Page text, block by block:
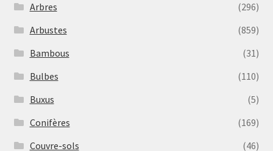
Arbres
(296)
Arbustes
(859)
Bambous
(31)
Bulbes
(110)
Buxus
(5)
Conifères
(169)
Couvre-sols
(46)